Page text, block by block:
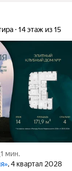
14 этаж из 15
1 мин.
, 4 квартал 2028